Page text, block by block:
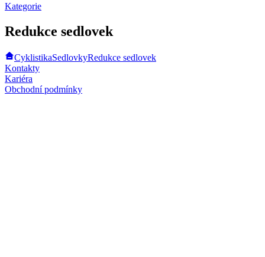
Kategorie
Redukce sedlovek
CyklistikaSedlovkyRedukce sedlovek
Kontakty
Kariéra
Obchodní podmínky